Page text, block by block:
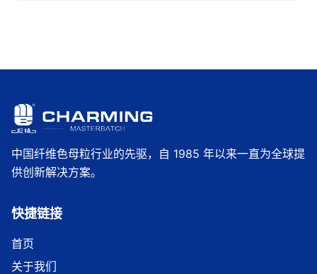
中国纤维色母粒行业的先驱，自 1985 年以来一直为全球提
供创新解决方案。
快捷链接
首页
关于我们